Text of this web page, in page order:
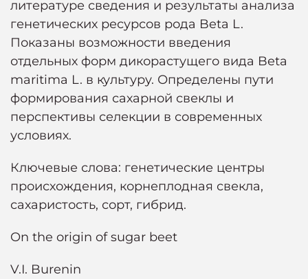
литературе сведения и результаты анализа
генетических ресурсов рода Beta L.
Показаны возможности введения
отдельных форм дикорастущего вида Beta
maritimа L. в культуру. Определены пути
формирования сахарной свеклы и
перспективы селекции в современных
условиях.
Ключевые слова: генетические центры
происхождения, корнеплодная свекла,
сахаристость, сорт, гибрид.
On the origin of sugar beet
V.I. Burenin